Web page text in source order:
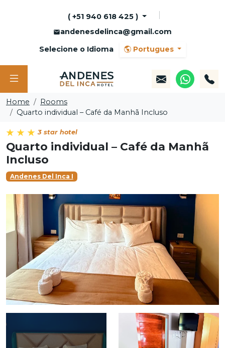
( +51 940 618 425 )
andenesdelinca@gmail.com
Selecione o Idioma
Portugues
Home
Rooms
Quarto individual – Café da Manhã Incluso
3 star hotel
Quarto individual – Café da Manhã
Incluso
Andenes Del Inca I